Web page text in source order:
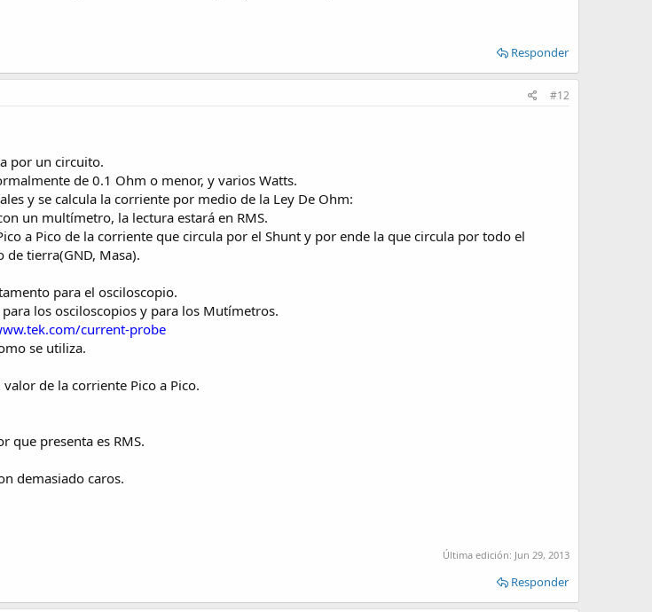
Responder
#12
por un circuito.
de 0.1 Ohm o menor, y varios Watts.
y se calcula la corriente por medio de la Ley De Ohm:
un multímetro, la lectura estará en RMS.
a Pico de la corriente que circula por el Shunt y por ende la que circula por todo el
de tierra(GND, Masa).
para el osciloscopio.
los osciloscopios y para los Mutímetros.
current-probe
se utiliza.
de la corriente Pico a Pico.
que presenta es RMS.
demasiado caros.
Última edición: Jun 29, 2013
Responder